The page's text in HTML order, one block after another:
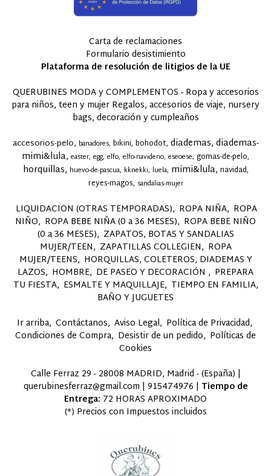
Carta de reclamaciones
Formulario desistimiento
Plataforma de resolución de litigios de la UE
QUERUBINES MODA y COMPLEMENTOS - Ropa y accesorios
para niños, teen y mujer Regalos, accesorios de viaje, nursery
bags, decoración y cumpleaños
accesorios-pelo banadores bikini bohodot diademas diademas-
mimi&lula easter egg elfo elfo-navideno eseoese gomas-de-pelo
horquillas huevo-de-pascua kknekki luela mimi&lula navidad
reyes-magos sandalias-mujer
LIQUIDACION (OTRAS TEMPORADAS) ROPA NIÑA ROPA
NIÑO ROPA BEBE NIÑA (0 a 36 MESES) ROPA BEBE NIÑO
(0 a 36 MESES) ZAPATOS, BOTAS Y SANDALIAS
MUJER/TEEN ZAPATILLAS COLLEGIEN ROPA
MUJER/TEENS HORQUILLAS, COLETEROS, DIADEMAS Y
LAZOS HOMBRE DE PASEO Y DECORACIÓN
PREPARA
TU FIESTA ESMALTE Y MAQUILLAJE TIEMPO EN FAMILIA,
BAÑO Y JUGUETES
Ir arriba Contáctanos Aviso Legal Política de Privacidad
Condiciones de Compra Desistir de un pedido Políticas de
Cookies
Calle Ferraz 29 - 28008 MADRID, Madrid - (España) |
querubinesferraz@gmail.com | 915474976 | Tiempo de
Entrega: 72 HORAS APROXIMADO
(*) Precios con Impuestos incluidos